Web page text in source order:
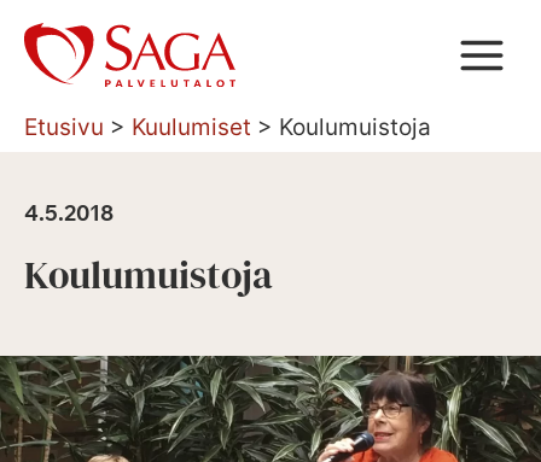
Siirry
sisältöön
Etusivu > Kuulumiset > Koulumuistoja
4.5.2018
Koulumuistoja